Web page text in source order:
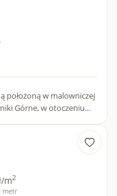
położoną w malowniczej
Górne, w otoczeniu
m2
metr